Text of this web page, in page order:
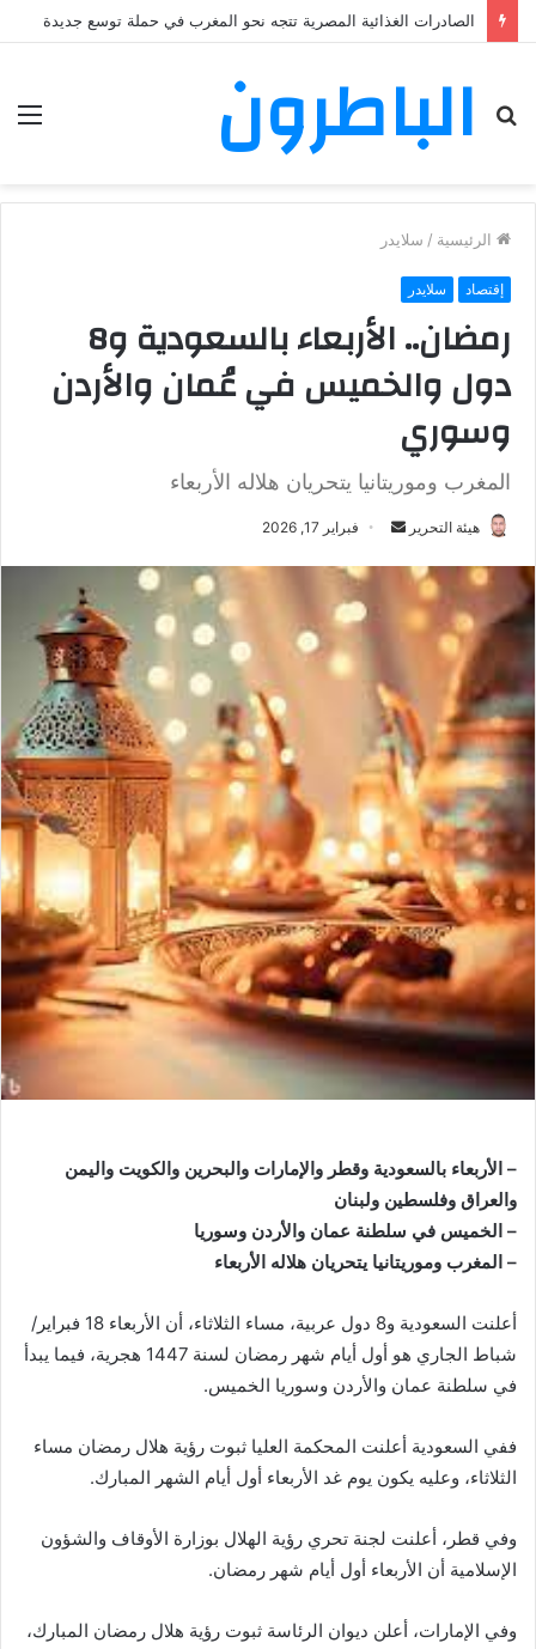
الصادرات الغذائية المصرية تتجه نحو المغرب في حملة توسع جديدة
الباطرون
الرئيسية / سلايدر
إقتصاد سلايدر
رمضان.. الأربعاء بالسعودية و8
دول والخميس في عُمان والأردن
وسوري
المغرب وموريتانيا يتحريان هلاله الأربعاء
هيئة التحرير
ي
د
ا
ل
ك
ت
ر
و
ا
فبراير 17, 2026
– الأربعاء بالسعودية وقطر والإمارات والبحرين والكويت واليمن
والعراق وفلسطين ولبنان
– الخميس في سلطنة عمان والأردن وسوريا
– المغرب وموريتانيا يتحريان هلاله الأربعاء
أعلنت السعودية و8 دول عربية، مساء الثلاثاء، أن الأربعاء 18 فبراير/
شباط الجاري هو أول أيام شهر رمضان لسنة 1447 هجرية، فيما يبدأ
في سلطنة عمان والأردن وسوريا الخميس.
ففي السعودية أعلنت المحكمة العليا ثبوت رؤية هلال رمضان مساء
الثلاثاء، وعليه يكون يوم غد الأربعاء أول أيام الشهر المبارك.
وفي قطر، أعلنت لجنة تحري رؤية الهلال بوزارة الأوقاف والشؤون
الإسلامية أن الأربعاء أول أيام شهر رمضان.
وفي الإمارات، أعلن ديوان الرئاسة ثبوت رؤية هلال رمضان المبارك،